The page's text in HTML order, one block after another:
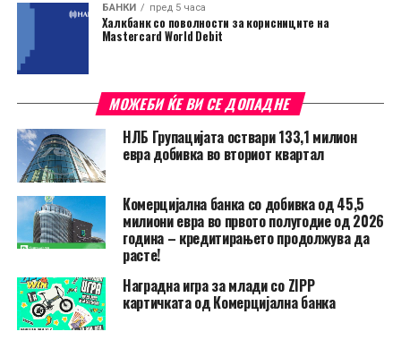
БАНКИ пред 5 часа
Халкбанк со поволности за корисниците на
Mastercard World Debit
МОЖЕБИ ЌЕ ВИ СЕ ДОПАДНЕ
НЛБ Групацијата оствари 133,1 милион
евра добивка во вториот квартал
Комерцијална банка со добивка од 45,5
милиони евра во првото полугодие од 2026
година – кредитирањето продолжува да
расте!
Наградна игра за млади со ZIPP
картичката од Комерцијална банка